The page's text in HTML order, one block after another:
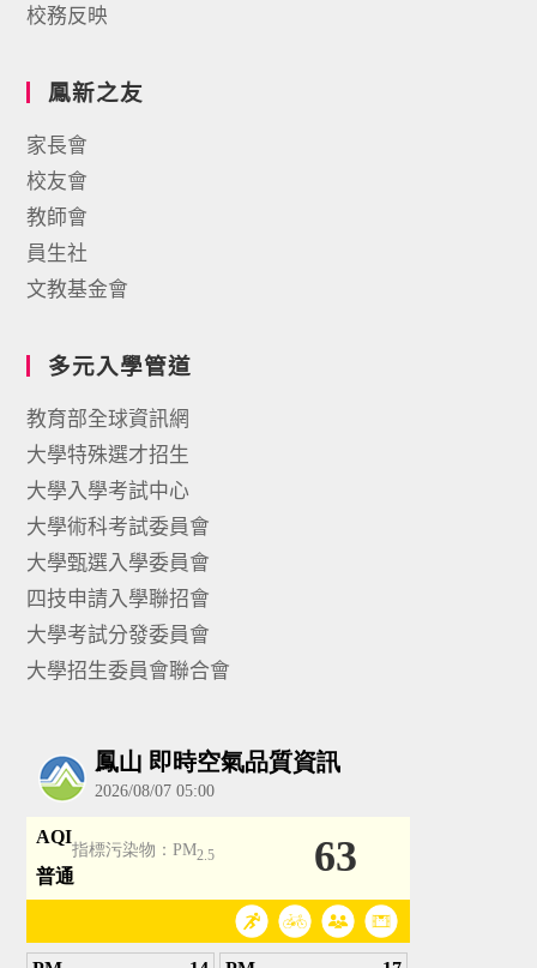
校務反映
鳳新之友
家長會
校友會
教師會
員生社
文教基金會
多元入學管道
教育部全球資訊網
大學特殊選才招生
大學入學考試中心
大學術科考試委員會
大學甄選入學委員會
四技申請入學聯招會
大學考試分發委員會
大學招生委員會聯合會